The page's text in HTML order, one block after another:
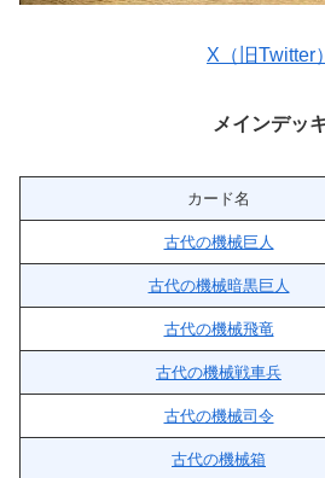
X（旧Twitter）
メインデッ
カード名
古代の機械巨人
古代の機械暗黒巨人
古代の機械飛竜
古代の機械戦車兵
古代の機械司令
古代の機械箱